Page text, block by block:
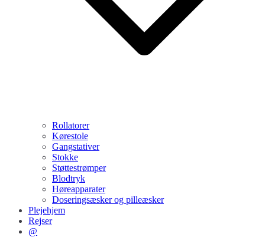
Rollatorer
Kørestole
Gangstativer
Stokke
Støttestrømper
Blodtryk
Høreapparater
Doseringsæsker og pilleæsker
Plejehjem
Rejser
@